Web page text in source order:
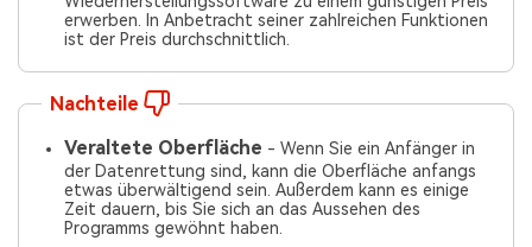
erwerben. In Anbetracht seiner zahlreichen Funktionen
ist der Preis durchschnittlich.
Nachteile
Veraltete Oberfläche - Wenn Sie ein Anfänger in
der Datenrettung sind, kann die Oberfläche anfangs
etwas überwältigend sein. Außerdem kann es einige
Zeit dauern, bis Sie sich an das Aussehen des
Programms gewöhnt haben.